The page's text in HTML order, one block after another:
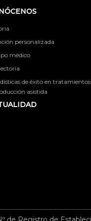
personalizada
médico
de éxito en tratamientos
asistida